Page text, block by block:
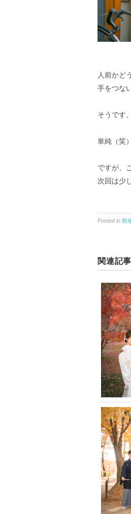
人前かど
手をつな
そうです
単純（笑）
ですが、
次回は少
Posted in 前
関連記事